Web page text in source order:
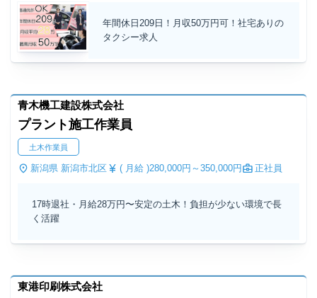
年間休日209日！月収50万円可！社宅ありの
タクシー求人
青木機工建設株式会社
プラント施工作業員
土木作業員
新潟県 新潟市北区 ( 月給 )280,000円～ 350,000円 正社員
17時退社・月給28万円〜安定の土木！負担が少ない環境で長
く活躍
東港印刷株式会社